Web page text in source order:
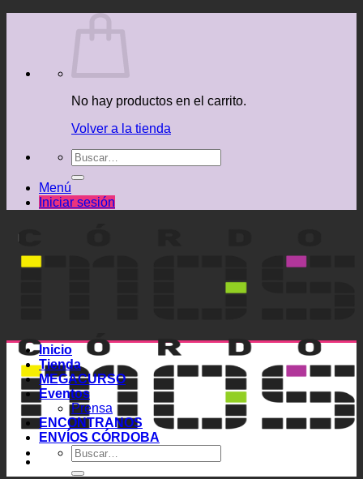
No hay productos en el carrito.
Volver a la tienda
Buscar
por:
Menú
Iniciar sesión
Inicio
Tienda
MEGACURSO
Eventos
Prensa
ENCONTRANOS
ENVÍOS CÓRDOBA
Buscar
por: